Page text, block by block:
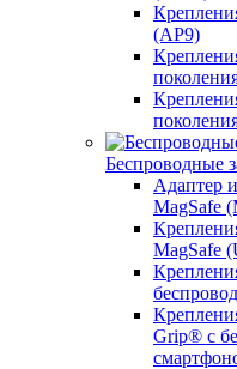
(AP9)
Беспроводные
Адаптер
MagSafe
MagSafe
Grip® с